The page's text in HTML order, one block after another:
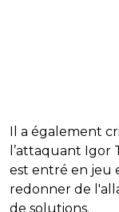
Il a également
l’attaquant Igor
est entré en jeu
redonner de
de solutions.